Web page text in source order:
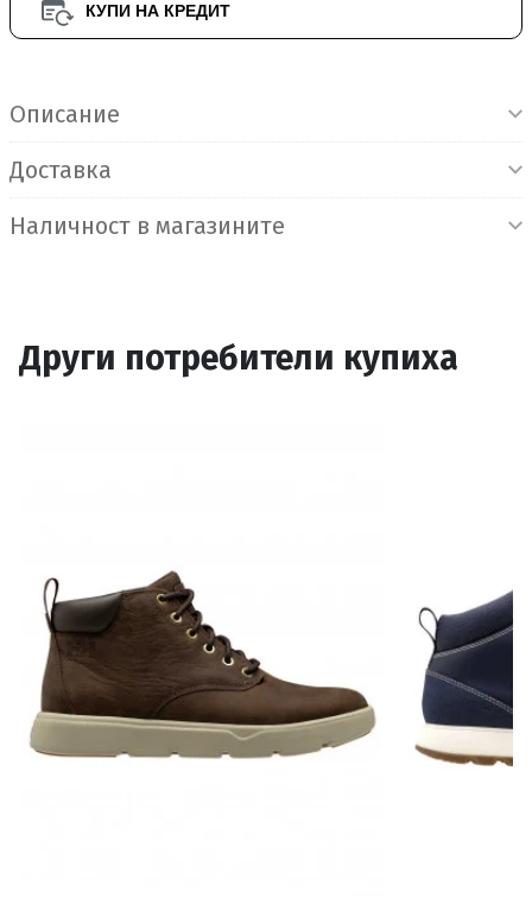
КУПИ НА КРЕДИТ
Описание
Доставка
Наличност в магазините
Други потребители купиха